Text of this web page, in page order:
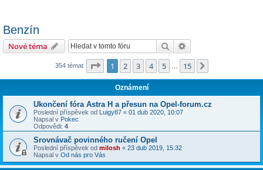
Benzín
Nové téma Hledat
354 témat Stránka z 15
1 2 3 4 5 15
Oznámení
Ukončení fóra Astra H a přesun na Opel-forum.cz
Poslední příspěvek od Luigy87 « 01 dub 2020, 10:07
Napsal v Pokec
Odpovědi: 4
Srovnávač povinného ručení Opel
Poslední příspěvek od milosh « 23 dub 2019, 15:32
Napsal v Od nás pro Vás